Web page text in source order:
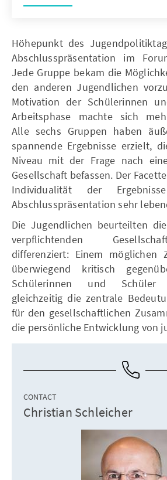
Höhepunkt des
Abschlusspräsentation im
Jede Gruppe bekam die
den anderen Jugendlichen
Motivation der Schülerinnen
Arbeitsphase machte sich
Alle sechs Gruppen haben
spannende Ergebnisse erzielt,
Niveau mit der Frage nach
Gesellschaft befassen. Der
Individualität der
Abschlusspräsentation sehr
Die Jugendlichen beurteilten
verpflichtenden
differenziert: Einem möglichen
überwiegend kritisch
Schülerinnen und
gleichzeitig die zentrale
für den gesellschaftlichen
die persönliche Entwicklung von
CONTACT
Christian Schleicher